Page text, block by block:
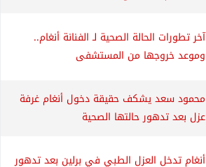
آخر تطورات الحالة الصحية لـ الفنانة أنغام..
وموعد خروجها من المستشفى
محمود سعد يشكف حقيقة دخول أنغام غرفة
عزل بعد تدهور حالتها الصحية
أنغام تدخل العزل الطبي في برلين بعد تدهور